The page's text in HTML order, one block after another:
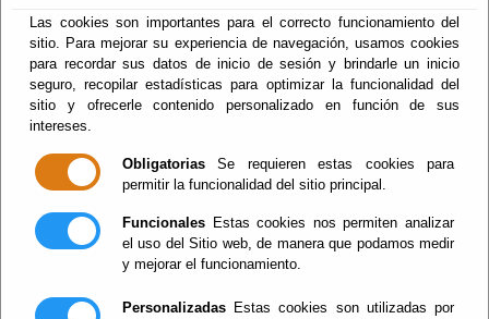
Las cookies son importantes para el correcto funcionamiento del
sitio. Para mejorar su experiencia de navegación, usamos cookies
para recordar sus datos de inicio de sesión y brindarle un inicio
seguro, recopilar estadísticas para optimizar la funcionalidad del
sitio y ofrecerle contenido personalizado en función de sus
intereses.
Obligatorias Se requieren estas cookies para
permitir la funcionalidad del sitio principal.
Funcionales Estas cookies nos permiten analizar
el uso del Sitio web, de manera que podamos medir
y mejorar el funcionamiento.
Personalizadas Estas cookies son utilizadas por
Menú Cultura
Inicio -Cultura y Cine - Tesoros del Milenio del Reino
de Almería
Tesoros del
Milenio del Reino
de Almería